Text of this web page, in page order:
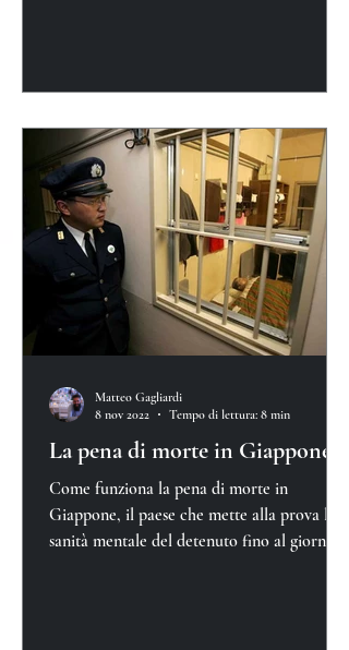
La pena di morte in Giappone
Come funziona la pena di morte in
Giappone, il paese che mette alla prova la
sanità mentale del detenuto fino al giorno
Matteo Gagliardi
8 nov 2022
Tempo di lettura: 8 min